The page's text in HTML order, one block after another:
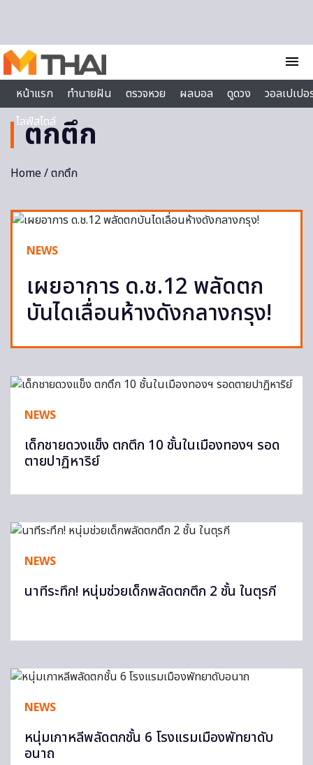
menu
หน้าแรก
ทำนายฝัน ตรวจหวย ผลบอล ดูดวง
วอลเปเป
ไลฟ์สไตล์
ตกตึก
Home/ ตกตึก
NEWS
เผยอาการ ด.ช.12 พลัดตก
บันไดเลื่อนห้างดังกลางกรุง!
NEWS
เด็กชายดวงแข็ง ตกตึก 10 ชั้นในเมืองทองฯ รอด
ตายปาฏิหาริย์
NEWS
นาทีระทึก! หนุ่มช่วยเด็กพลัดตกตึก 2 ชั้น ในตุรกี
NEWS
หนุ่มเกาหลีพลัดตกชั้น 6 โรงแรมเมืองพัทยาดับ
อนาถ